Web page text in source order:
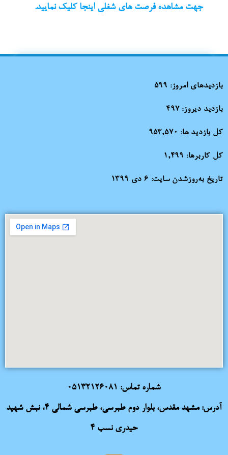
جهت مشاهده فرصت های شغلی اینجا کلیک نمایید.
بازدیدهای امروز: 599
بازدید دیروز:497
کل بازدید ها: 953,570
کل کاربرها: 1,499
تاریخ به‌روزشدن سایت: ۶ دی ۱۳۹۹
شماره تماس: 05132126081
آدرس: مشهد مقدس، بلوار دوم طبرسی، طبرسی شمالی 4، نبش شهید
حیدری نسب 4